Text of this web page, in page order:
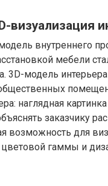
визуализация
внутреннего
мебели
3D-модель
наглядная
заказчику
возможность для
гаммы и